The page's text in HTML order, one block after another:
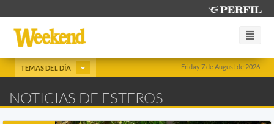
Friday 7 de August de 2026
TEMAS DEL DÍA
NOTICIAS DE ESTEROS